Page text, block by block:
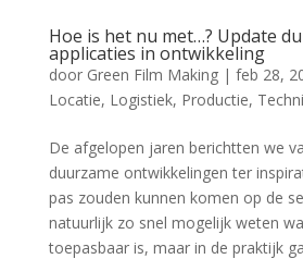
Hoe is het nu met…? Update
applicaties in ontwikkeling
door Green Film Making| feb 28,
Locatie, Logistiek, Productie,
De afgelopen jaren berichtten we
duurzame ontwikkelingen ter
pas zouden kunnen komen op de
natuurlijk zo snel mogelijk weten
toepasbaar is, maar in de praktijk